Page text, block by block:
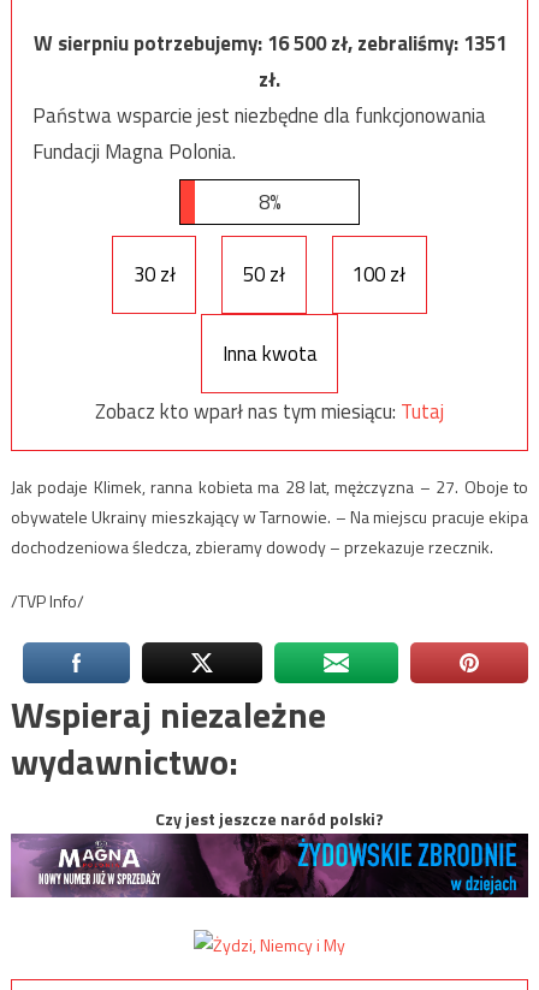
W sierpniu potrzebujemy:16 500zł, zebraliśmy:1351
zł.
Państwa wsparcie jest niezbędne dla funkcjonowania
Fundacji Magna Polonia.
8%
30 zł 50 zł 100 zł
Inna kwota
Zobacz kto wparł nas tym miesiącu: Tutaj
Jak podaje Klimek, ranna kobieta ma 28 lat, mężczyzna – 27. Oboje to
obywatele Ukrainy mieszkający w Tarnowie. – Na miejscu pracuje ekipa
dochodzeniowa śledcza, zbieramy dowody – przekazuje rzecznik.
/TVP Info/
Wspieraj niezależne
wydawnictwo:
Czy jest jeszcze naród polski?